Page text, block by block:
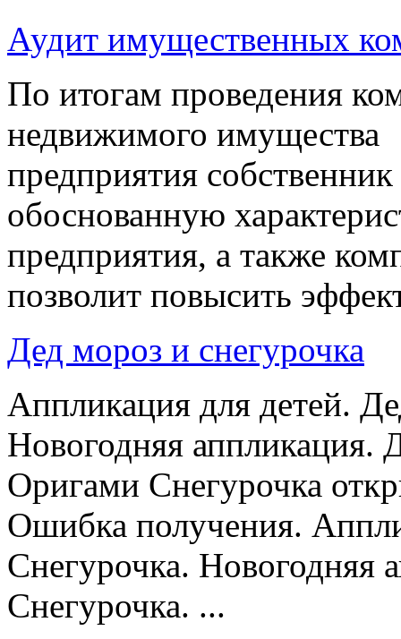
Аудит имущественных
По итогам проведения
недвижимого имущества
предприятия
обоснованную
предприятия, а также
позволит повысить
Дед мороз и снегурочка
Аппликация для детей.
Новогодняя аппликация.
Оригами Снегурочка
Ошибка получения.
Снегурочка. Новогодняя
Снегурочка. ...